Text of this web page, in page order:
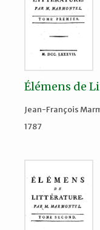
Élémens de
Jean-François
1787